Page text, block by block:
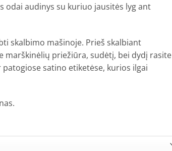
odai audinys su kuriuo jausitės lyg ant
skalbimo mašinoje. Prieš skalbiant
marškinėlių priežiūra, sudėtį, bei dydį rasite
satino etiketėse, kurios ilgai